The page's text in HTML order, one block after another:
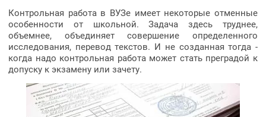
Контрольная работа в ВУЗе имеет некоторые отменные
особенности от школьной. Задача здесь труднее,
объемнее, объединяет совершение определенного
исследования, перевод текстов. И не созданная тогда -
когда надо контрольная работа может стать преградой к
допуску к экзамену или зачету.